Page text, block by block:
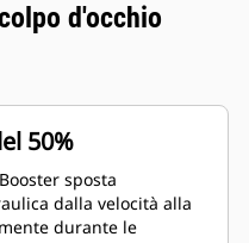
d'occhio
50%
sposta
dalla velocità alla
durante le